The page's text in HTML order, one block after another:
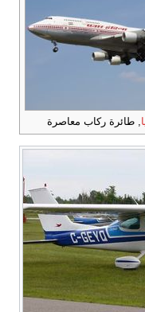
, طائرة ركاب معاصرة